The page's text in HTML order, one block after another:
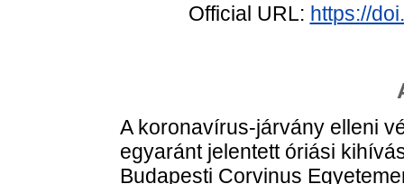
Official URL: https://
A koronavírus-járvány elleni
egyaránt jelentett óriási
Budapesti Corvinus